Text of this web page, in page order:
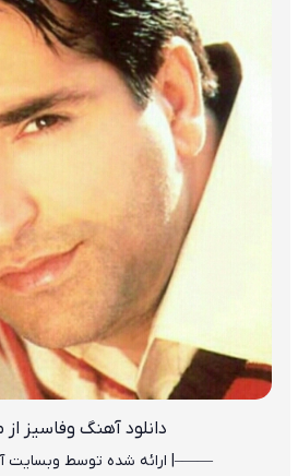
دانلود آهنگ وفاسیز
——–| ارائه شده توسط وبسایت